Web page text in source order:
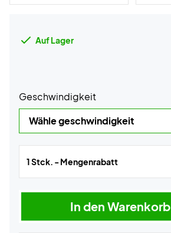
Auf Lager
Geschwindigkeit
1 Stck. - Mengenrabatt
In den Warenkorb